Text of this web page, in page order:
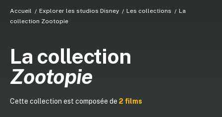
Accueil Explorer les studios Disney Les collections
La
collection Zootopie
La collection
Zootopie
Cette collection est composée de 2 films